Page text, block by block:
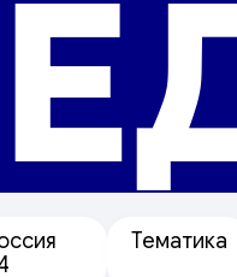
Тематика